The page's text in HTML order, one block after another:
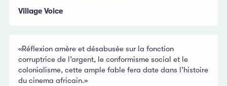
Village Voice
«Réflexion amère et désabusée sur la fonction
corruptrice de l’argent, le conformisme social et le
colonialisme, cette ample fable fera date dans l’histoire
du cinema africain.»